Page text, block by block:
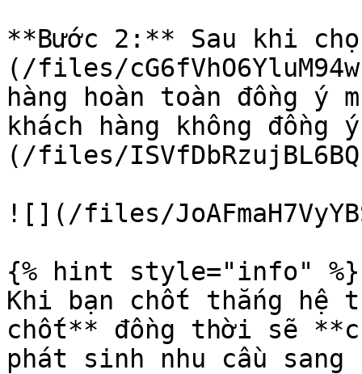
**Bước 2:** Sau khi
(/files/
hàng hoàn toàn đồng ý
khách hàng không
(/files/
![](/files/
{% hint style="info" %}
Khi bạn chốt thắng hệ
chốt** đồng thời sẽ
phát sinh nhu cầu sang